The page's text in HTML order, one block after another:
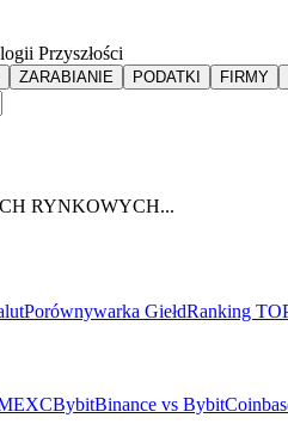
Przyszłości
ZARABIANIE PODATKI FIRMY
RYNKOWYCH...
Porównywarka GiełdRanking
BybitBinance vs Bybit